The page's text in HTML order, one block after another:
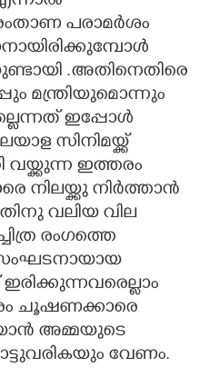
പരാമർശം
.അതിനെതിരെ
മന്ത്രിയുമൊന്നും
ഇപ്പോൾ
സിനിമയ്ക്ക്
ഇത്തരം
നിലയ്ക്കു നിർത്താൻ
വലിയ വില
രംഗത്തെ
ചൂഷണക്കാരെ
അമ്മയുടെ
വേണം.